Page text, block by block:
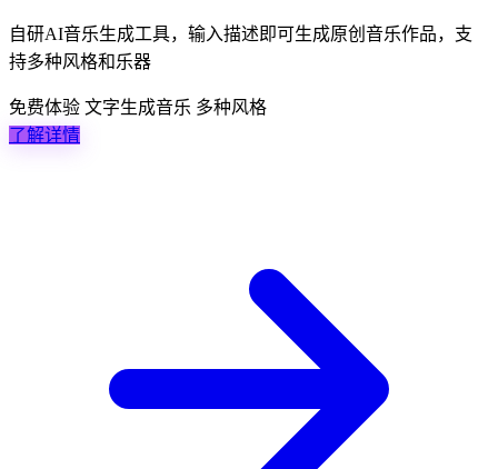
自研AI音乐生成工具，输入描述即可生成原创音乐作品，支
持多种风格和乐器
免费体验 文字生成音乐 多种风格
了解详情